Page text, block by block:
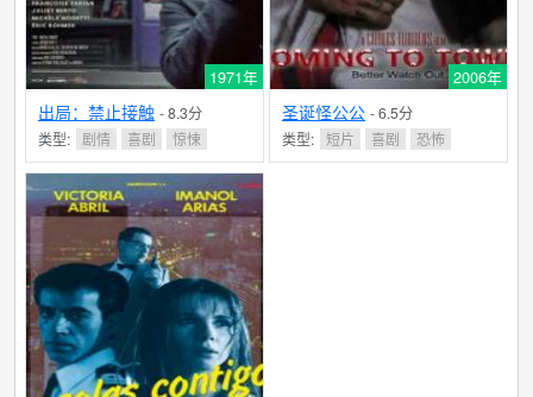
1971年
出局：禁止接触 - 8.3分
类型: 剧情 喜剧 惊悚
2006年
圣诞怪公公 - 6.5分
类型: 短片 喜剧 恐怖